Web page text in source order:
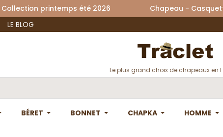
Collection printemps été 2026 Chapeau -
LE BLOG
Le plus grand choix de chapeaux en
BÉRET BONNET CHAPKA HOMME